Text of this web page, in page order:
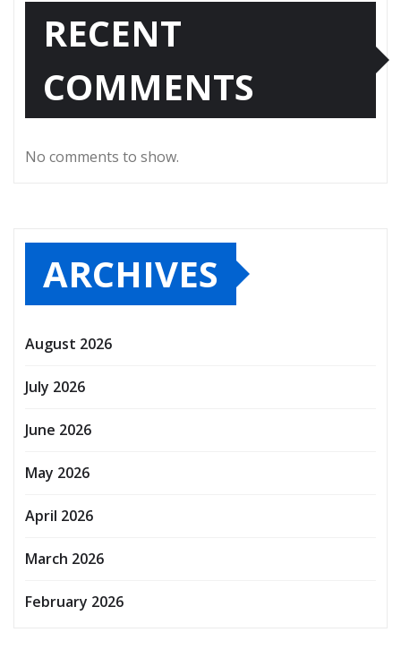
RECENT
COMMENTS
No comments to show.
ARCHIVES
August 2026
July 2026
June 2026
May 2026
April 2026
March 2026
February 2026